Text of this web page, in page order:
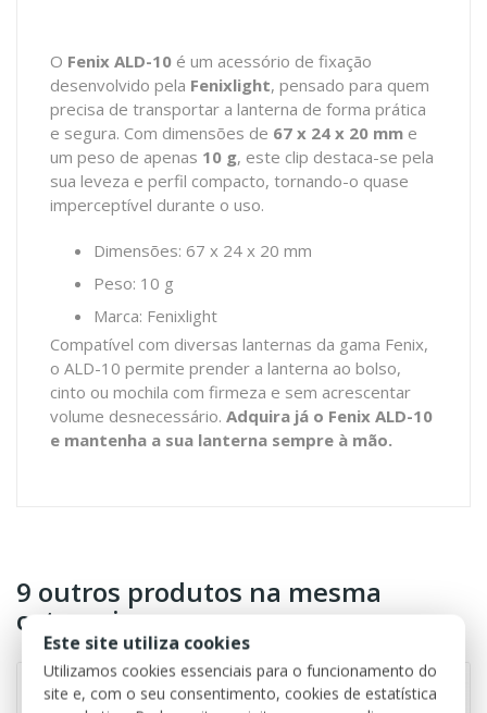
O Fenix ALD-10 é um acessório de fixação
desenvolvido pela Fenixlight, pensado para quem
precisa de transportar a lanterna de forma prática
e segura. Com dimensões de 67 x 24 x 20 mm e
um peso de apenas 10 g, este clip destaca-se pela
sua leveza e perfil compacto, tornando-o quase
imperceptível durante o uso.
Dimensões: 67 x 24 x 20 mm
Peso: 10 g
Marca: Fenixlight
Compatível com diversas lanternas da gama Fenix,
o ALD-10 permite prender a lanterna ao bolso,
cinto ou mochila com firmeza e sem acrescentar
volume desnecessário. Adquira já o Fenix ALD-10
e mantenha a sua lanterna sempre à mão.
9 outros produtos na mesma
categoria:
Este site utiliza cookies
Utilizamos cookies essenciais para o funcionamento do
site e, com o seu consentimento, cookies de estatística